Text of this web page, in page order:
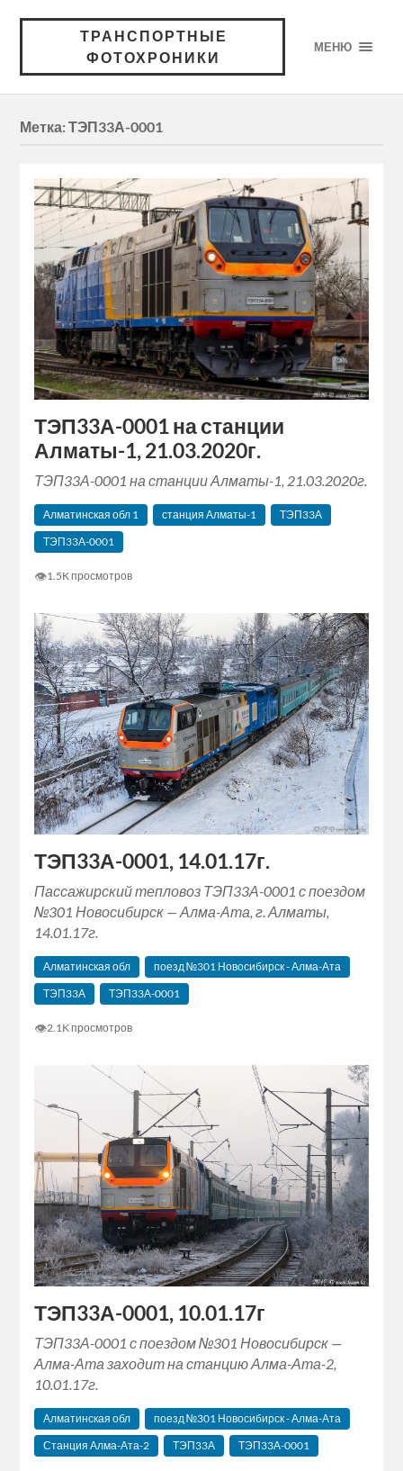
ТРАНСПОРТНЫЕ
ФОТОХРОНИКИ
МЕНЮ
Метка:ТЭП33А-0001
ТЭП33А-0001 на станции
Алматы-1, 21.03.2020г.
ТЭП33А-0001 на станции Алматы-1, 21.03.2020г.
Алматинская‬ обл 1 станция Алматы-1
ТЭП33А
ТЭП33А-0001
👁1.5K просмотров
ТЭП33А-0001, 14.01.17г.
Пассажирский тепловоз ТЭП33А-0001 с поездом
№301 Новосибирск — Алма-Ата, г. Алматы,
14.01.17г.
Алматинская обл
поезд №301 Новосибирск - Алма-Ата
ТЭП33А
ТЭП33А-0001
👁2.1K просмотров
ТЭП33А-0001, 10.01.17г
ТЭП33А-0001 с поездом №301 Новосибирск —
Алма-Ата заходит на станцию Алма-Ата-2,
10.01.17г.
Алматинская обл
поезд №301 Новосибирск - Алма-Ата
Станция Алма-Ата-2
ТЭП33А ТЭП33А-0001